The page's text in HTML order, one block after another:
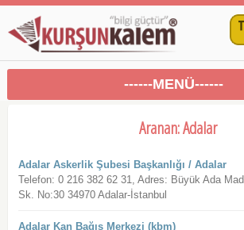
------MENÜ------
Aranan: Adalar
Adalar Askerlik Şubesi Başkanlığı / Adalar
Telefon: 0 216 382 62 31, Adres: Büyük Ada
Sk. No:30 34970 Adalar-İstanbul
Adalar Kan Bağış Merkezi (kbm)